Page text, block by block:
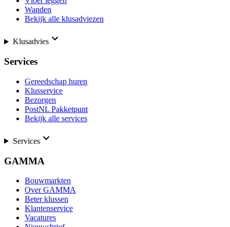
Wanden
Bekijk alle klusadviezen
Klusadvies
Services
Gereedschap huren
Klusservice
Bezorgen
PostNL Pakketpunt
Bekijk alle services
Services
GAMMA
Bouwmarkten
Over GAMMA
Beter klussen
Klantenservice
Vacatures